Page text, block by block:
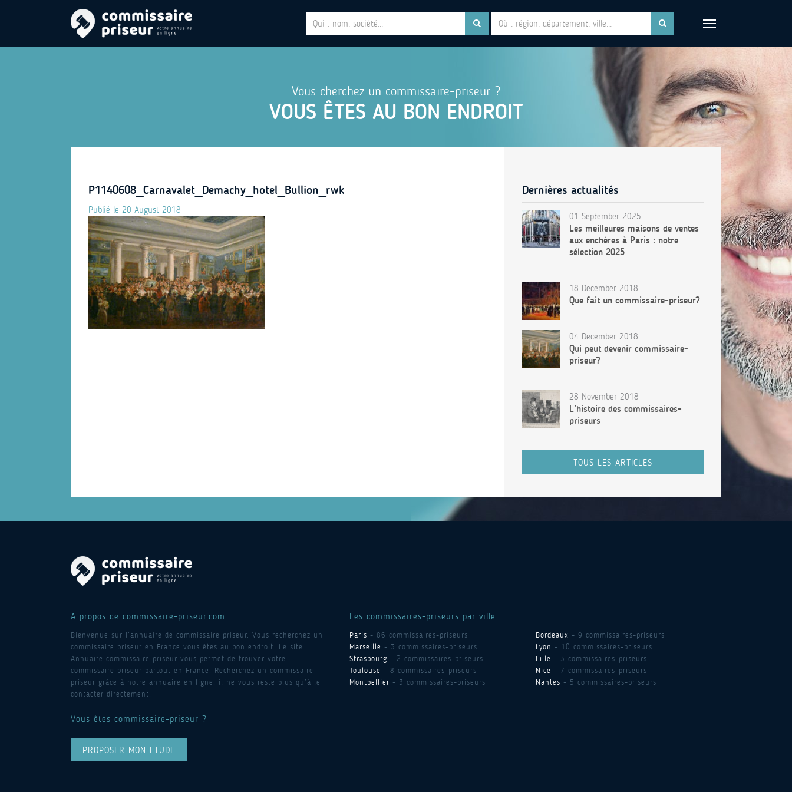
Vous cherchez un commissaire-priseur ?
VOUS ÊTES AU BON ENDROIT
P1140608_Carnavalet_Demachy_hotel_Bullion_rwk
Publié le 20 August 2018
Dernières actualités
01 September 2025
Les meilleures maisons de ventes
aux enchères à Paris : notre
sélection 2025
18 December 2018
Que fait un commissaire-priseur?
04 December 2018
Qui peut devenir commissaire-
priseur?
28 November 2018
L’histoire des commissaires-
priseurs
TOUS LES ARTICLES
A propos de commissaire-priseur.com
Bienvenue sur l’annuaire de commissaire priseur. Vous recherchez un
commissaire priseur en France vous êtes au bon endroit. Le site
Annuaire commissaire priseur vous permet de trouver votre
commissaire priseur partout en France. Recherchez un commissaire
priseur grâce à notre annuaire en ligne, il ne vous reste plus qu’à le
contacter directement.
Vous êtes commissaire-priseur ?
PROPOSER MON ETUDE
Les commissaires-priseurs par ville
Paris - 86 commissaires-priseurs Bordeaux - 9 commissaires-priseurs
Marseille - 3 commissaires-priseurs Lyon - 10 commissaires-priseurs
Strasbourg - 2 commissaires-priseurs Lille - 3 commissaires-priseurs
Toulouse - 8 commissaires-priseurs Nice - 7 commissaires-priseurs
Montpellier - 3 commissaires-priseurs Nantes - 5 commissaires-priseurs